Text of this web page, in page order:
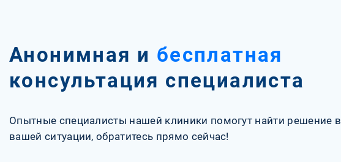
Анонимная и бесплатная
консультация специалиста
Опытные специалисты нашей клиники помогут найти решение в
вашей ситуации, обратитесь прямо сейчас!